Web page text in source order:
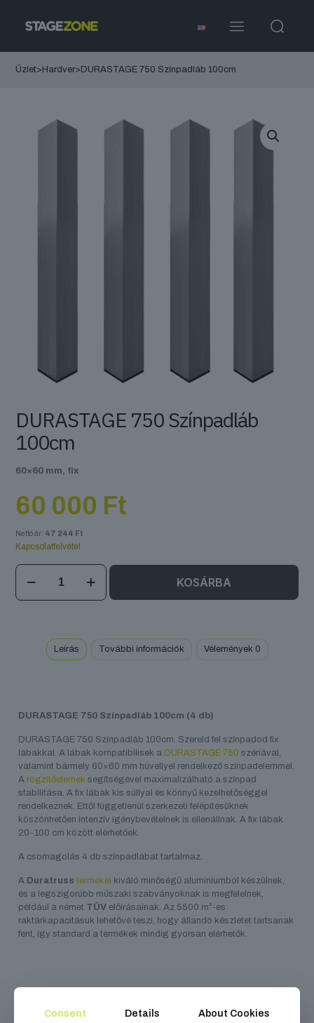
Üzlet> Hardver> DURASTAGE 750 Színpadláb 100cm
DURASTAGE 750 Színpadláb
100cm
60×60 mm, fix
60 000 Ft
Nettó ár: 47 244 Ft
Kapcsolatfelvétel
DURASTAGE
750
Színpadláb
KOSÁRBA
Leírás További információk Vélemények 0
DURASTAGE 750 Színpadláb 100cm (4 db)
DURASTAGE 750 Színpadláb 100cm. Szereld fel színpadod fix
lábakkal. A lábak kompatibilisek a DURASTAGE 750 szériával,
valamint bármely 60×60 mm hüvellyel rendelkező színpadelemmel.
A rögzítőelemek segítségével maximalizálható a színpad
stabilitása. A fix lábak kis súllyal és könnyű kezelhetőséggel
rendelkeznek. Ettől függetlenül szerkezeti felépítésüknek
köszönhetően intenzív igénybevételnek is ellenállnak. A fix lábak
20-100 cm között elérhetőek.
A csomagolás 4 db színpadlábat tartalmaz.
A Duratruss termékei kiváló minőségű alumíniumból készülnek,
és a legszigorúbb műszaki szabványoknak is megfelelnek,
például a német TÜV előírásainak. Az 5500 m²-es
raktárkapacitásuk lehetővé teszi, hogy állandó készletet tartsanak
fent, így standard a termékek mindig gyorsan elérhetők.
Consent Details About Cookies